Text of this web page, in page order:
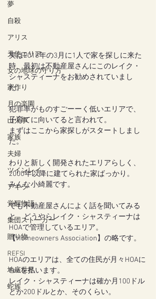
夢
自殺
アリス
天使エリア
女の地球の守り方
家作り
月の楽園
山火事
家族
夫婦
ツインレイ
アキラ
覚醒物語
集団ストーカー
贈り物
REFSI
地底世界
蛇族
実は2018年の3月に1人で家を探しに来た
時、最初は不動産屋さんにこのレイク・
シャスティーナをお勧めされていまし
た。
犯罪率がものすごーーく低いエリアで、
子育てに向いてると言われて。
まずはここから家探しがスタートしまし
た。
わりと新しく開発されたエリアらしく、
2000年以降に建てられた家ばっかり。
みんな小綺麗です。
でも不動産屋さんによく話を聞いてみる
と、どうやらレイク・シャスティーナは
HOAで管理しているエリア。
【Homeowners Association】の略です。
HOAのエリアは、全ての住民が月々HOAに
Feeを払います。
レイク・シャスティーナは確か月100ドル
とか200ドルとか、そのくらい。